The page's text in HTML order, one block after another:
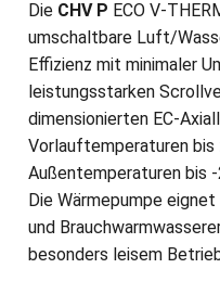
Die CHV P ECO V-
umschaltbare Luft/
Effizienz mit minimaler
leistungsstarken
dimensionierten EC-
Vorlauftemperaturen bis
Außentemperaturen bis
Die Wärmepumpe
und
besonders leisem